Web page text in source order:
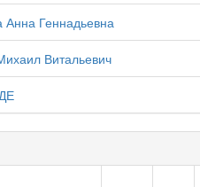
Геннадьевна
Витальевич